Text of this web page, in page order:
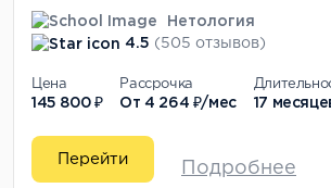
Нетология
4.5 (505 отзывов)
Цена
145 800 ₽
Рассрочка
От 4 264 ₽/мес 17
Перейти
Подробнее